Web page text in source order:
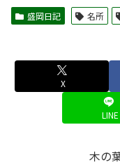
盛岡日記 名所
X
LINE
木の